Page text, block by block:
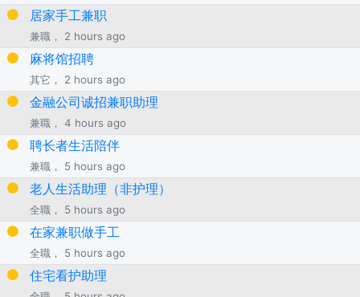
居家手工兼职
兼職， 2 hours ago
麻将馆招聘
其它， 2 hours ago
金融公司诚招兼职助理
兼職， 4 hours ago
聘长者生活陪伴
兼職， 5 hours ago
老人生活助理（非护理）
全職， 5 hours ago
在家兼职做手工
全職， 5 hours ago
住宅看护助理